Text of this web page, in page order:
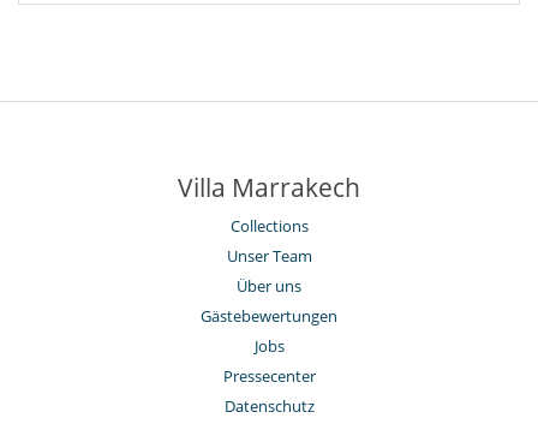
Villa Marrakech
Collections
Unser Team
Über uns
Gästebewertungen
Jobs
Pressecenter
Datenschutz